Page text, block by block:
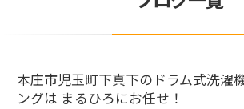
本庄市児玉町下真下のドラム式洗濯
ングは まるひろにお任せ！